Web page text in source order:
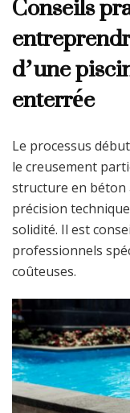
d’une
enterrée
Le processus
le creusement
structure en béton
précision
solidité. Il est
professionnels
coûteuses.